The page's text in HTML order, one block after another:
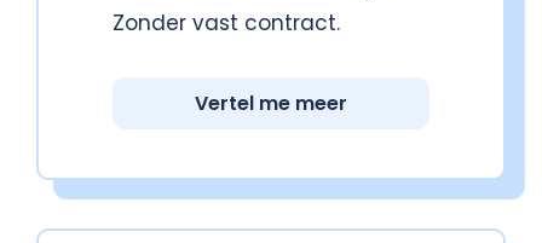
Zonder vast contract.
Vertel me meer